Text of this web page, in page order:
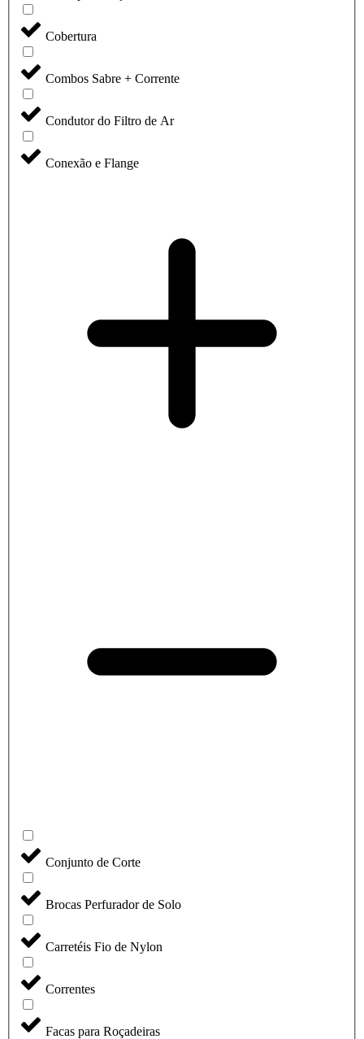
Cobertura
Combos Sabre + Corrente
Condutor do Filtro de Ar
Conexão e Flange
Conjunto de Corte
Brocas Perfurador de Solo
Carretéis Fio de Nylon
Correntes
Facas para Roçadeiras